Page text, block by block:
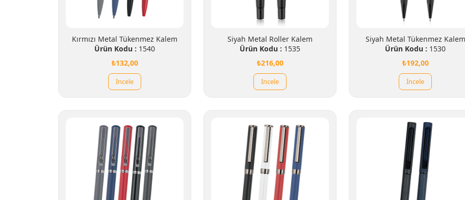
Kırmızı Metal Tükenmez Kalem
Ürün Kodu : 1540
₺132,00
İncele
Siyah Metal Roller Kalem
Ürün Kodu : 1535
₺216,00
İncele
Siyah Metal Tükenmez Kalem
Ürün Kodu : 1530
₺192,00
İncele